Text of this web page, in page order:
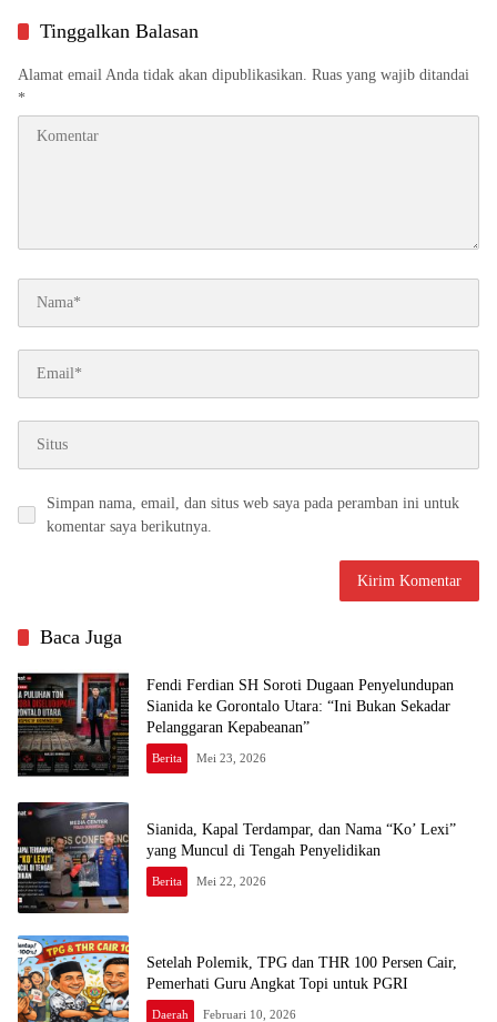
Tinggalkan Balasan
Alamat email Anda tidak akan dipublikasikan. Ruas yang wajib ditandai
*
Simpan nama, email, dan situs web saya pada peramban ini untuk
komentar saya berikutnya.
Baca Juga
Fendi Ferdian SH Soroti Dugaan Penyelundupan
Sianida ke Gorontalo Utara: “Ini Bukan Sekadar
Pelanggaran Kepabeanan”
Berita Mei 23, 2026
Sianida, Kapal Terdampar, dan Nama “Ko’ Lexi”
yang Muncul di Tengah Penyelidikan
Berita Mei 22, 2026
Setelah Polemik, TPG dan THR 100 Persen Cair,
Pemerhati Guru Angkat Topi untuk PGRI
Daerah Februari 10, 2026